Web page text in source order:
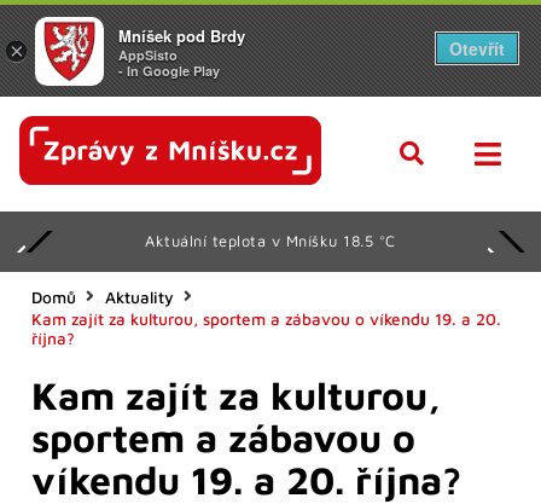
Aktuální teplota v Mníšku 18.5 °C
Domů
Aktuality
Kam zajít za kulturou, sportem a zábavou o víkendu 19. a 20.
října?
Kam zajít za kulturou,
sportem a zábavou o
víkendu 19. a 20. října?
×
Mníšek pod Brdy
AppSisto
- In Google Play
Otevřít